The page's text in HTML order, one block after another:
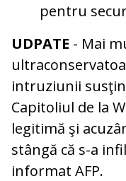
pentru
UDPATE - Mai
intruziunii
Capitoliul de la
legitimă şi
stângă că s-a
informat AFP.